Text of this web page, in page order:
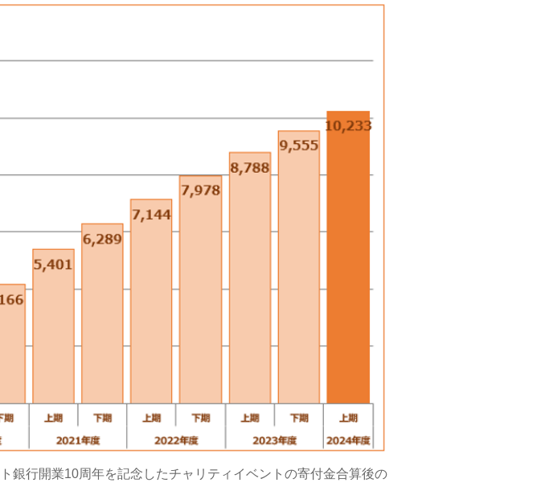
銀行開業10周年を記念したチャリティイベントの寄付金合算後の